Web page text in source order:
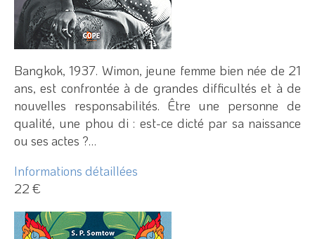
Bangkok, 1937. Wimon, jeune femme bien née de 21
ans, est confrontée à de grandes difficultés et à de
nouvelles responsabilités. Être une personne de
qualité, une phou di : est-ce dicté par sa naissance
ou ses actes ?…
Informations détaillées
22 €